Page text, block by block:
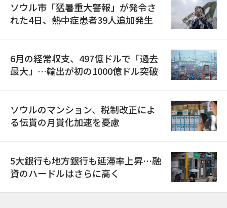
ソウル市「猛暑重大警報」が発令さ
れた4日、熱中症患者39人追加発生
6月の経常収支、497億ドルで「過去
最大」…輸出が初の1000億ドル突破
ソウルのマンション、税制改正によ
る伝貰の月貰化加速を憂慮
5大銀行も地方銀行も延滞率上昇…融
資のハードルはさらに高く